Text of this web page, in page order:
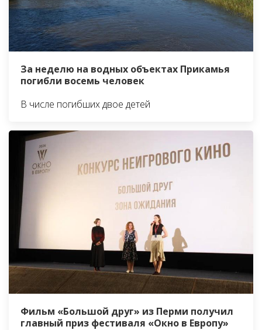
За неделю на водных объектах Прикамья
погибли восемь человек
В числе погибших двое детей
Фильм «Большой друг» из Перми получил
главный приз фестиваля «Окно в Европу»